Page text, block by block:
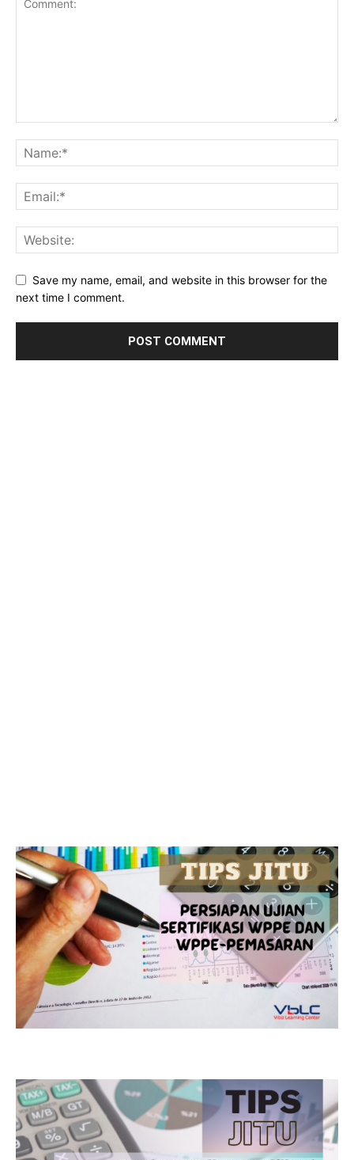
Save my name, email, and website in this browser for the
next time I comment.